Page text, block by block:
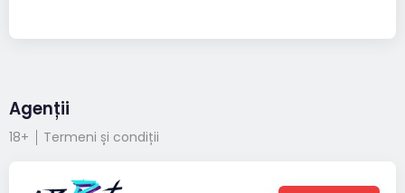
Agenții
18+ Termeni și condiții